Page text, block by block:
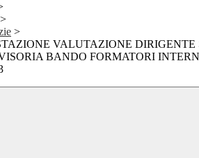
>
>
VALUTAZIONE
BANDO FORMATORI